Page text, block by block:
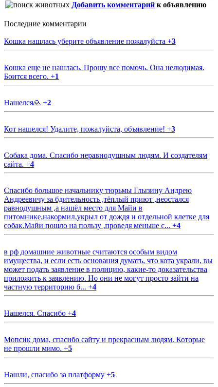
Добавить комментарий к объявлению
Последние комментарии
Кошка нашлась уберите объявление пожалуйста +3
Кошка еще не нашлась. Прошу все помочь. Она нелюдимая.
Боится всего. +1
Нашелся🙏 +2
Кот нашелся! Удалите, пожалуйста, объявление! +3
Собака дома. Спасибо неравнодушным людям. И создателям
сайта. +4
Спасибо большое начальнику тюрьмы Глызину Андрею
Андреевичу за бдительность ,тёплый приют ,неостался
равнодушным ,а нашёл место для Майи в
питомнике,накормил,укрыл от дождя и отдельной клетке для
собак.Майи пошло на пользу ,проведя меньше с... +4
в рф домашние животные считаются особым видом
имущества, и если есть основания думать, что кота украли, вы
может подать заявление в полицию, какие-то доказательства
приложить к заявлению. Но они не могут просто зайти на
частную территорию б... +4
Нашелся. Спасибо +4
Мопсик дома, спасибо сайту и прекрасным людям. Которые
не прошли мимо. +5
Нашли, спасибо за платформу +5